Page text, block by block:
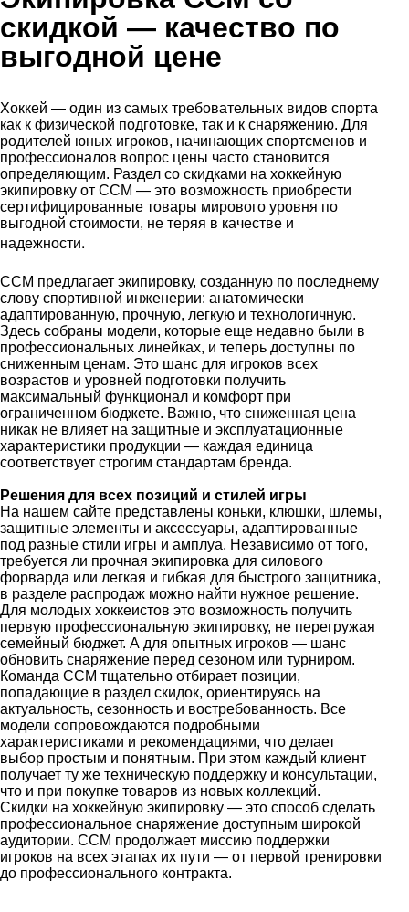
скидкой — качество по
выгодной цене
Хоккей — один из самых требовательных видов спорта
как к физической подготовке, так и к снаряжению. Для
родителей юных игроков, начинающих спортсменов и
профессионалов вопрос цены часто становится
определяющим. Раздел со скидками на хоккейную
экипировку от CCM — это возможность приобрести
сертифицированные товары мирового уровня по
выгодной стоимости, не теряя в качестве и
надежности.
CCM предлагает экипировку, созданную по последнему
слову спортивной инженерии: анатомически
адаптированную, прочную, легкую и технологичную.
Здесь собраны модели, которые еще недавно были в
профессиональных линейках, и теперь доступны по
сниженным ценам. Это шанс для игроков всех
возрастов и уровней подготовки получить
максимальный функционал и комфорт при
ограниченном бюджете. Важно, что сниженная цена
никак не влияет на защитные и эксплуатационные
характеристики продукции — каждая единица
соответствует строгим стандартам бренда.
Решения для всех позиций и стилей игры
На нашем сайте представлены коньки, клюшки, шлемы,
защитные элементы и аксессуары, адаптированные
под разные стили игры и амплуа. Независимо от того,
требуется ли прочная экипировка для силового
форварда или легкая и гибкая для быстрого защитника,
в разделе распродаж можно найти нужное решение.
Для молодых хоккеистов это возможность получить
первую профессиональную экипировку, не перегружая
семейный бюджет. А для опытных игроков — шанс
обновить снаряжение перед сезоном или турниром.
Команда CCM тщательно отбирает позиции,
попадающие в раздел скидок, ориентируясь на
актуальность, сезонность и востребованность. Все
модели сопровождаются подробными
характеристиками и рекомендациями, что делает
выбор простым и понятным. При этом каждый клиент
получает ту же техническую поддержку и консультации,
что и при покупке товаров из новых коллекций.
Скидки на хоккейную экипировку — это способ сделать
профессиональное снаряжение доступным широкой
аудитории. CCM продолжает миссию поддержки
игроков на всех этапах их пути — от первой тренировки
до профессионального контракта.